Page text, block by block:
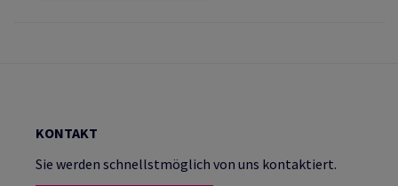
KONTAKT
Sie werden schnellstmöglich von uns kontaktiert.